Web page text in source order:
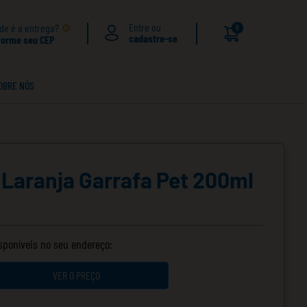
é a entrega?
seu CEP
0
NÓS
Garrafa Pet 200ml
no seu endereço:
VER O PREÇO